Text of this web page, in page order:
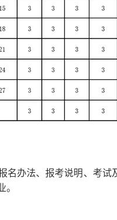
办法、报考说明、考试
。